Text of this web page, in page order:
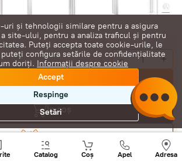
- +
Cumpără acum
În coș
Catalog Coș Apel Adresa
Sunați
+
uri și tehnologii similare pentru a asigura
site-ului, pentru a analiza traficul și pentru
Puteți accepta toate cookie-urile, le
configura setările de confidențialitate
doriți. Informații despre cookie
Accept
Respinge
Setări